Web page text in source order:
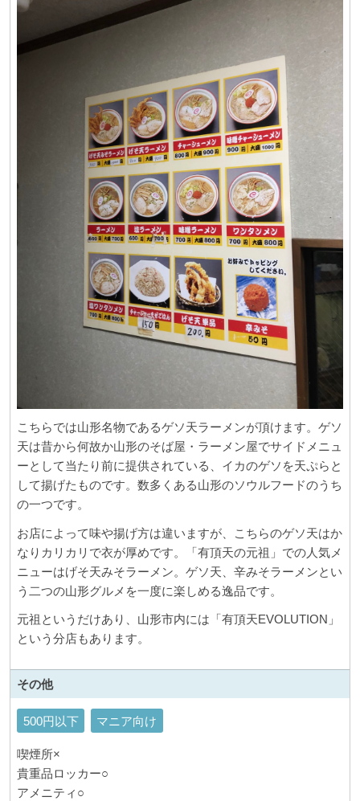
こちらでは山形名物であるゲソ天ラーメンが頂けます。ゲソ
天は昔から何故か山形のそば屋・ラーメン屋でサイドメニュ
ーとして当たり前に提供されている、イカのゲソを天ぷらと
して揚げたものです。数多くある山形のソウルフードのうち
の一つです。
お店によって味や揚げ方は違いますが、こちらのゲソ天はか
なりカリカリで衣が厚めです。「有頂天の元祖」での人気メ
ニューはげそ天みそラーメン。ゲソ天、辛みそラーメンとい
う二つの山形グルメを一度に楽しめる逸品です。
元祖というだけあり、山形市内には「有頂天EVOLUTION」
という分店もあります。
その他
500円以下 マニア向け
喫煙所×
貴重品ロッカー○
アメニティ○